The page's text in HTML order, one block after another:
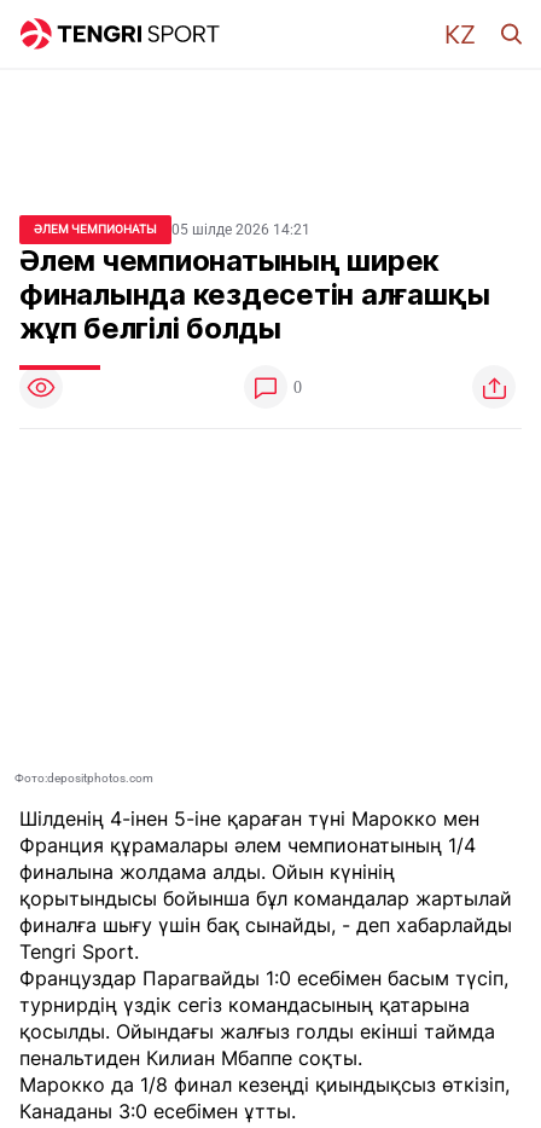
ӘЛЕМ ЧЕМПИОНАТЫ 05 шілде 2026 14:21
Әлем чемпионатының ширек
финалында кездесетін алғашқы
жұп белгілі болды
0
Фото:depositphotos.com
Шілденің 4-інен 5-іне қараған түні Марокко мен
Франция құрамалары әлем чемпионатының 1/4
финалына жолдама алды. Ойын күнінің
қорытындысы бойынша бұл командалар жартылай
финалға шығу үшін бақ сынайды, - деп хабарлайды
Tengri Sport.
Француздар Парагвайды 1:0 есебімен басым түсіп,
турнирдің үздік сегіз командасының қатарына
қосылды. Ойындағы жалғыз голды екінші таймда
пенальтиден Килиан Мбаппе соқты.
Марокко да 1/8 финал кезеңді қиындықсыз өткізіп,
Канаданы 3:0 есебімен ұтты.